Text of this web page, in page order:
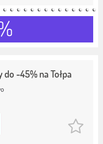
-45% na Tołpa